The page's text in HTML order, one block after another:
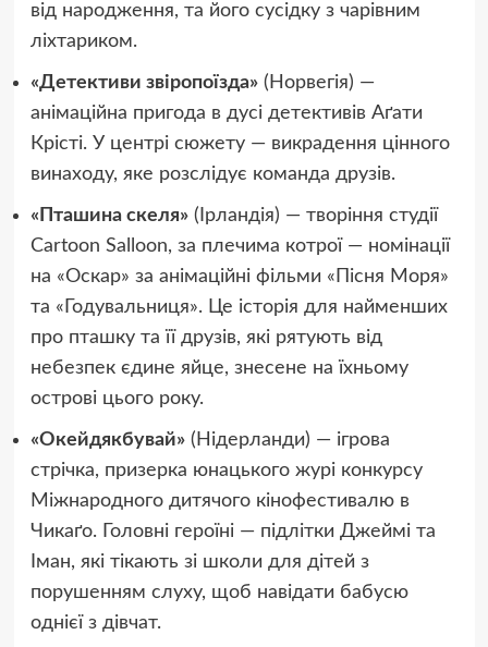
від народження, та його сусідку з чарівним
ліхтариком.
«Детективи звіропоїзда»(Норвегія) —
анімаційна пригода в дусі детективів Аґати
Крісті. У центрі сюжету — викрадення цінного
винаходу, яке розслідує команда друзів.
«Пташина скеля»(Ірландія) — творіння студії
Cartoon Salloon, за плечима котрої — номінації
на «Оскар» за анімаційні фільми «Пісня Моря»
та «Годувальниця». Це історія для найменших
про пташку та її друзів, які рятують від
небезпек єдине яйце, знесене на їхньому
острові цього року.
«Окейдякбувай»(Нідерланди) — ігрова
стрічка, призерка юнацького журі конкурсу
Міжнародного дитячого кінофестивалю в
Чикаґо. Головні героїні — підлітки Джеймі та
Іман, які тікають зі школи для дітей з
порушенням слуху, щоб навідати бабусю
однієї з дівчат.